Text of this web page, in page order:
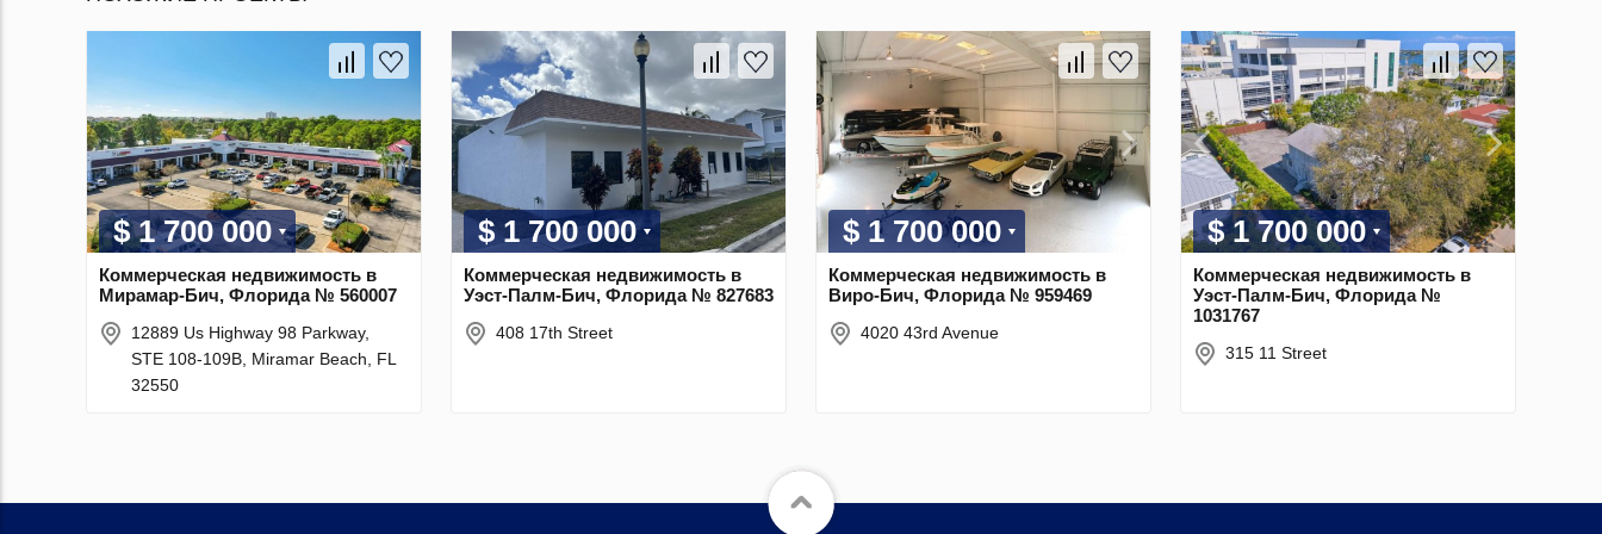
$ 1 700 000
Коммерческая недвижимость в
Мирамар-Бич, Флорида № 560007
12889 Us Highway 98 Parkway,
STE 108-109B, Miramar Beach, FL
32550
$ 1 700 000
Коммерческая недвижимость в
Уэст-Палм-Бич, Флорида № 827683
408 17th Street
$ 1 700 000
Коммерческая недвижимость в
Виро-Бич, Флорида № 959469
4020 43rd Avenue
$ 1 700 000
Коммерческая недвижимость в
Уэст-Палм-Бич, Флорида №
1031767
315 11 Street